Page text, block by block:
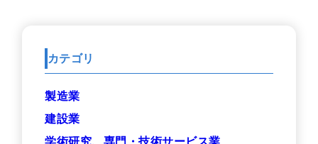
カテゴリ
製造業
建設業
学術研究、専門・技術サービス業